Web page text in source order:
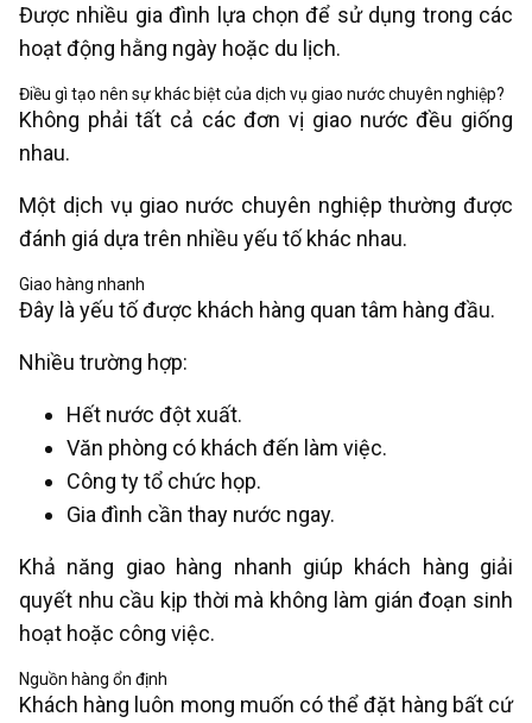
Được nhiều gia đình lựa chọn để sử dụng trong các
hoạt động hằng ngày hoặc du lịch.
Điều gì tạo nên sự khác biệt của dịch vụ giao nước chuyên nghiệp?
Không phải tất cả các đơn vị giao nước đều giống
nhau.
Một dịch vụ giao nước chuyên nghiệp thường được
đánh giá dựa trên nhiều yếu tố khác nhau.
Giao hàng nhanh
Đây là yếu tố được khách hàng quan tâm hàng đầu.
Nhiều trường hợp:
Hết nước đột xuất.
Văn phòng có khách đến làm việc.
Công ty tổ chức họp.
Gia đình cần thay nước ngay.
Khả năng giao hàng nhanh giúp khách hàng giải
quyết nhu cầu kịp thời mà không làm gián đoạn sinh
hoạt hoặc công việc.
Nguồn hàng ổn định
Khách hàng luôn mong muốn có thể đặt hàng bất cứ